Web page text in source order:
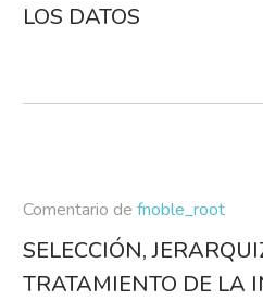
LOS DATOS
Comentario de fnoble_root
SELECCIÓN,
TRATAMIENTO DE LA